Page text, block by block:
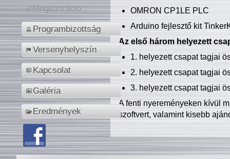
Regisztráció
Programbizottság
Versenyhelyszín
Kapcsolat
Galéria
Eredmények
OMRON CP1LE PLC
Arduino fejlesztő kit
Az első három helyezett
1. helyezett csapat tagjai
2. helyezett csapat tagjai
3. helyezett csapat tagjai
A fenti nyereményeken kívül
szoftvert, valamint kisebb